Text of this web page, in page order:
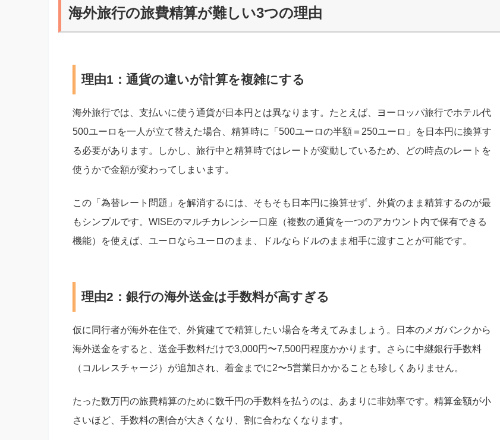
海外旅行の旅費精算が難しい3つの理由
理由1：通貨の違いが計算を複雑にする
海外旅行では、支払いに使う通貨が日本円とは異なります。たとえば、ヨーロッパ旅行でホテル代
500ユーロを一人が立て替えた場合、精算時に「500ユーロの半額＝250ユーロ」を日本円に換算す
る必要があります。しかし、旅行中と精算時ではレートが変動しているため、どの時点のレートを
使うかで金額が変わってしまいます。
この「為替レート問題」を解消するには、そもそも日本円に換算せず、外貨のまま精算するのが最
もシンプルです。WISEのマルチカレンシー口座（複数の通貨を一つのアカウント内で保有できる
機能）を使えば、ユーロならユーロのまま、ドルならドルのまま相手に渡すことが可能です。
理由2：銀行の海外送金は手数料が高すぎる
仮に同行者が海外在住で、外貨建てで精算したい場合を考えてみましょう。日本のメガバンクから
海外送金をすると、送金手数料だけで3,000円〜7,500円程度かかります。さらに中継銀行手数料
（コルレスチャージ）が追加され、着金までに2〜5営業日かかることも珍しくありません。
たった数万円の旅費精算のために数千円の手数料を払うのは、あまりに非効率です。精算金額が小
さいほど、手数料の割合が大きくなり、割に合わなくなります。